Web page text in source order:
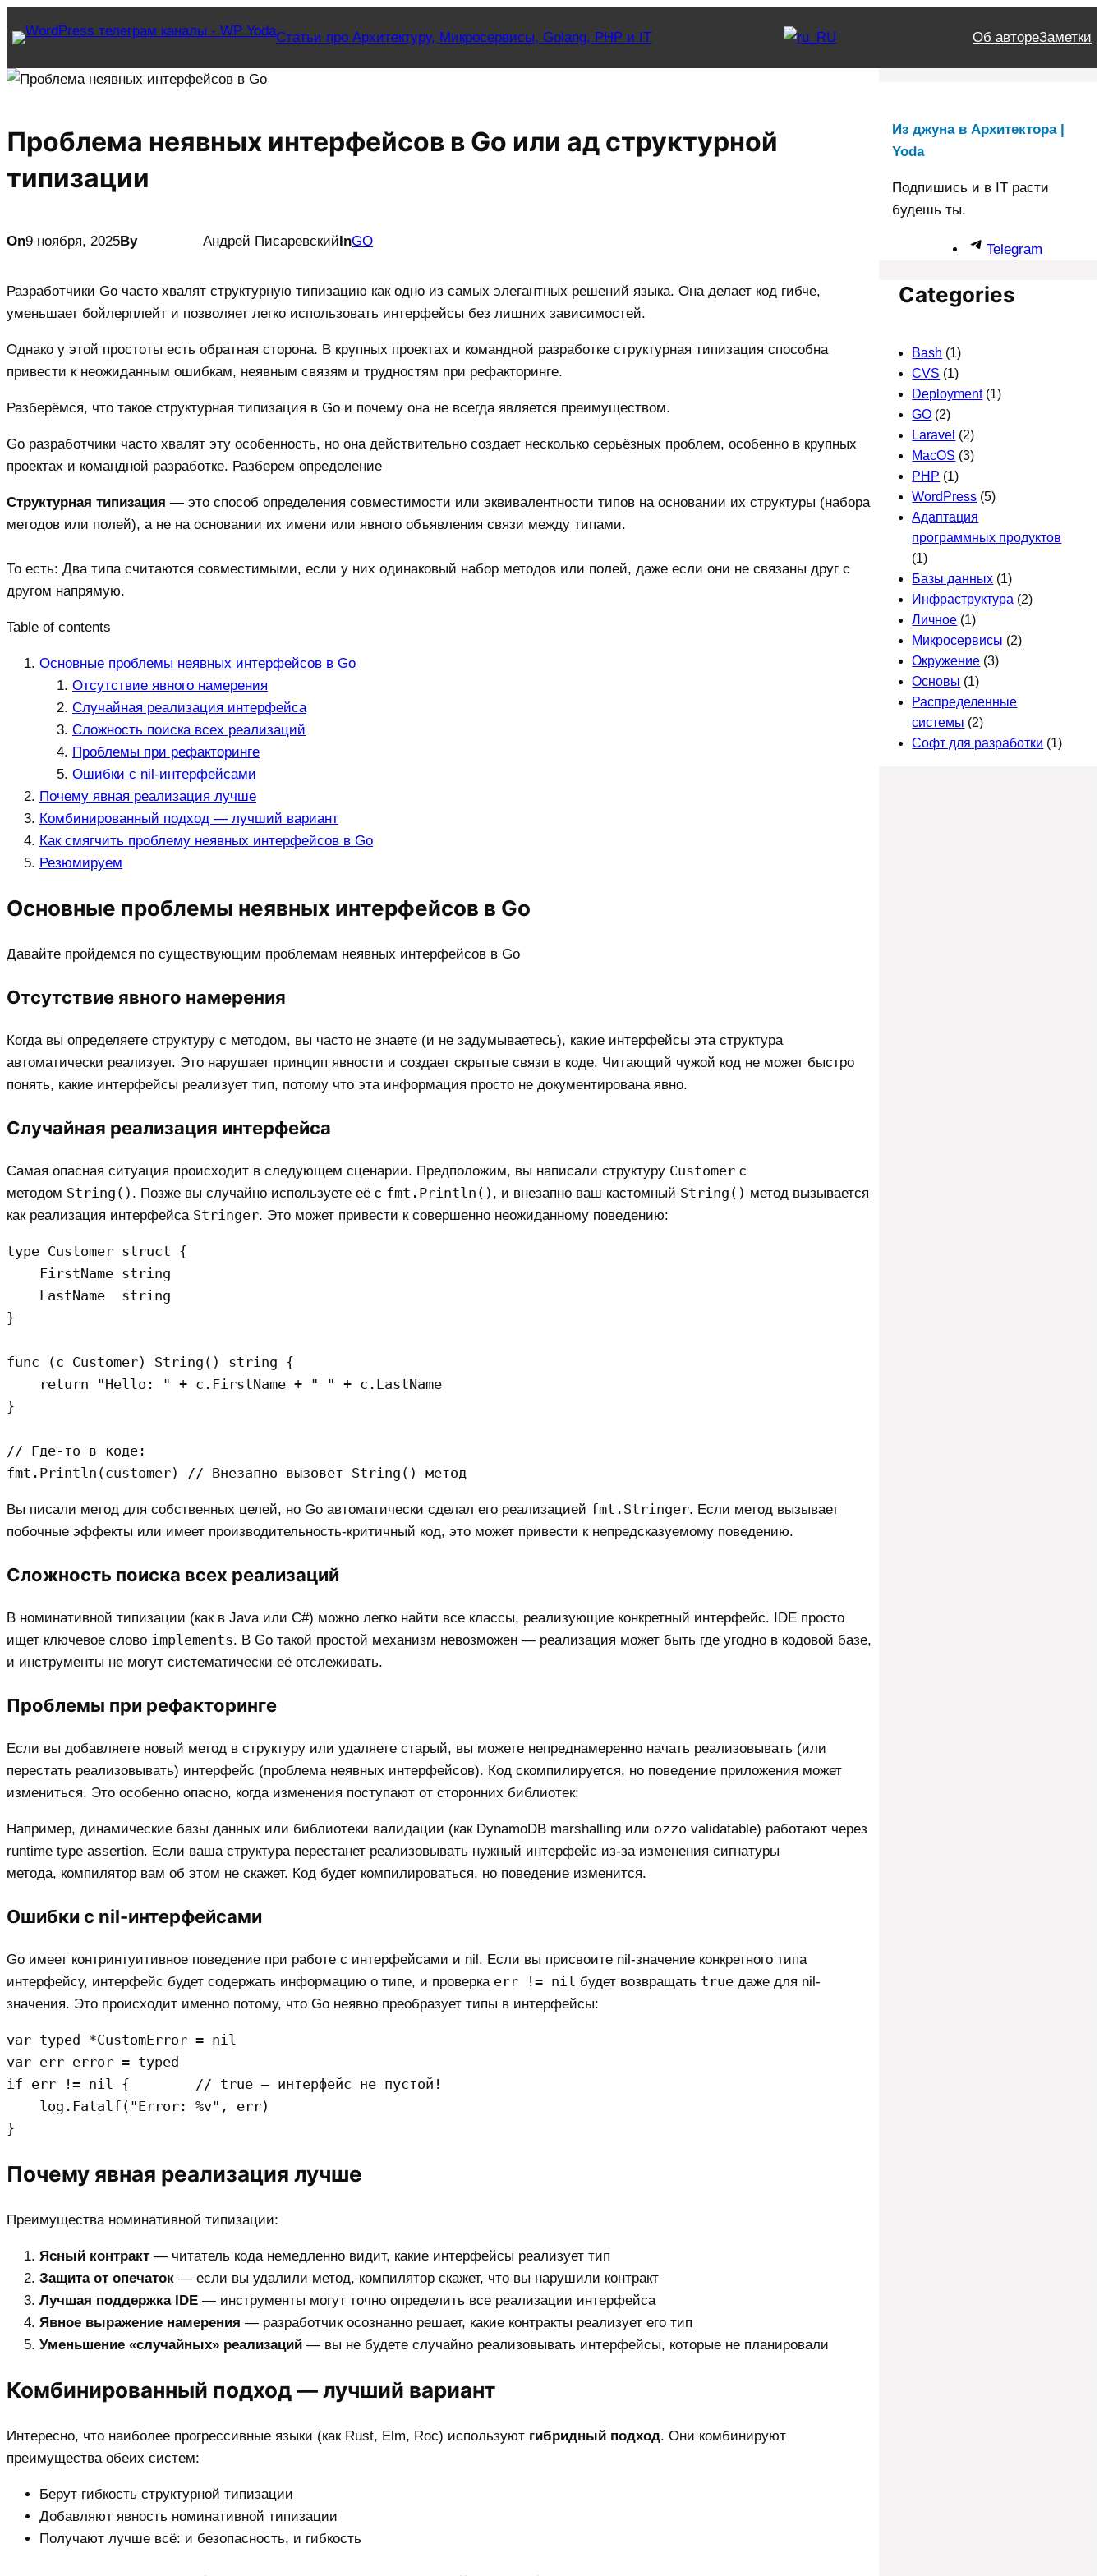
Статьи про Архитектуру, Микросервисы, Golang, PHP и IT Об автореЗаметки
Проблема неявных интерфейсов в Go или ад структурной
типизации
On9 ноября, 2025By Андрей ПисаревскийInGO
Разработчики Go часто хвалят структурную типизацию как одно из самых элегантных решений языка. Она делает код гибче,
уменьшает бойлерплейт и позволяет легко использовать интерфейсы без лишних зависимостей.
Однако у этой простоты есть обратная сторона. В крупных проектах и командной разработке структурная типизация способна
привести к неожиданным ошибкам, неявным связям и трудностям при рефакторинге.
Разберёмся, что такое структурная типизация в Go и почему она не всегда является преимуществом.
Go разработчики часто хвалят эту особенность, но она действительно создает несколько серьёзных проблем, особенно в крупных
проектах и командной разработке. Разберем определение
Структурная типизация — это способ определения совместимости или эквивалентности типов на основании их структуры (набора
методов или полей), а не на основании их имени или явного объявления связи между типами.
То есть: Два типа считаются совместимыми, если у них одинаковый набор методов или полей, даже если они не связаны друг с
другом напрямую.
Table of contents
Основные проблемы неявных интерфейсов в Go
Отсутствие явного намерения
Случайная реализация интерфейса
Сложность поиска всех реализаций
Проблемы при рефакторинге
Ошибки с nil-интерфейсами
Почему явная реализация лучше
Комбинированный подход — лучший вариант
Как смягчить проблему неявных интерфейсов в Go
Резюмируем
Основные проблемы неявных интерфейсов в Go
Давайте пройдемся по существующим проблемам неявных интерфейсов в Go
Отсутствие явного намерения
Когда вы определяете структуру с методом, вы часто не знаете (и не задумываетесь), какие интерфейсы эта структура
автоматически реализует. Это нарушает принцип явности и создает скрытые связи в коде. Читающий чужой код не может быстро
понять, какие интерфейсы реализует тип, потому что эта информация просто не документирована явно.
Случайная реализация интерфейса
Самая опасная ситуация происходит в следующем сценарии. Предположим, вы написали структуру Customer с
методом String() . Позже вы случайно используете её с fmt.Println() , и внезапно ваш кастомный String() метод вызывается
как реализация интерфейса Stringer. Это может привести к совершенно неожиданному поведению:
type Customer struct {
    FirstName string
    LastName  string
}
func (c Customer) String() string {
    return "Hello: " + c.FirstName + " " + c.LastName
}
// Где-то в коде:
Вы писали метод для собственных целей, но Go автоматически сделал его реализацией fmt.Stringer. Если метод вызывает
побочные эффекты или имеет производительность-критичный код, это может привести к непредсказуемому поведению.
Сложность поиска всех реализаций
В номинативной типизации (как в Java или C#) можно легко найти все классы, реализующие конкретный интерфейс. IDE просто
ищет ключевое слово implements. В Go такой простой механизм невозможен — реализация может быть где угодно в кодовой базе,
и инструменты не могут систематически её отслеживать.
Проблемы при рефакторинге
Если вы добавляете новый метод в структуру или удаляете старый, вы можете непреднамеренно начать реализовывать (или
перестать реализовывать) интерфейс (проблема неявных интерфейсов). Код скомпилируется, но поведение приложения может
измениться. Это особенно опасно, когда изменения поступают от сторонних библиотек:
Например, динамические базы данных или библиотеки валидации (как DynamoDB marshalling или ozzo validatable) работают через
runtime type assertion. Если ваша структура перестанет реализовывать нужный интерфейс из-за изменения сигнатуры
метода, компилятор вам об этом не скажет. Код будет компилироваться, но поведение изменится.
Ошибки с nil-интерфейсами
Go имеет контринтуитивное поведение при работе с интерфейсами и nil. Если вы присвоите nil-значение конкретного типа
интерфейсу, интерфейс будет содержать информацию о типе, и проверка err != nil будет возвращать true даже для nil-
значения. Это происходит именно потому, что Go неявно преобразует типы в интерфейсы:
var typed *CustomError = nil
var err error = typed
if err != nil {        // true — интерфейс не пустой!
    log.Fatalf("Error: %v", err)
Почему явная реализация лучше
Преимущества номинативной типизации:
Ясный контракт — читатель кода немедленно видит, какие интерфейсы реализует тип
Защита от опечаток — если вы удалили метод, компилятор скажет, что вы нарушили контракт
Лучшая поддержка IDE — инструменты могут точно определить все реализации интерфейса
Явное выражение намерения — разработчик осознанно решает, какие контракты реализует его тип
Уменьшение «случайных» реализаций — вы не будете случайно реализовывать интерфейсы, которые не планировали
Комбинированный подход — лучший вариант
Интересно, что наиболее прогрессивные языки (как Rust, Elm, Roc) используют гибридный подход. Они комбинируют
преимущества обеих систем:
Берут гибкость структурной типизации
Добавляют явность номинативной типизации
Получают лучше всё: и безопасность, и гибкость
Из джуна в Архитектора |
Yoda
Подпишись и в IT расти
будешь ты.
Telegram
Categories
Bash (1)
CVS (1)
Deployment(1)
GO (2)
Laravel (2)
MacOS (3)
PHP (1)
WordPress (5)
Адаптация
программных продуктов
(1)
Базы данных (1)
Инфраструктура (2)
Личное (1)
Микросервисы (2)
Окружение (3)
Основы (1)
Распределенные
системы (2)
Софт для разработки (1)